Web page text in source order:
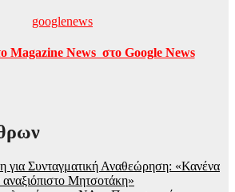
Magazine News στο Google News
Συνταγματική Αναθεώρηση: «Κανένα
Μητσοτάκη»